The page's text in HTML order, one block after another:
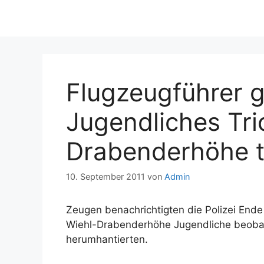
Flugzeugführer
Jugendliches
Drabenderhöhe
10. September 2011 von Admin
Zeugen benachrichtigten die Polizei
Wiehl-Drabenderhöhe Jugendliche
herumhantierten.